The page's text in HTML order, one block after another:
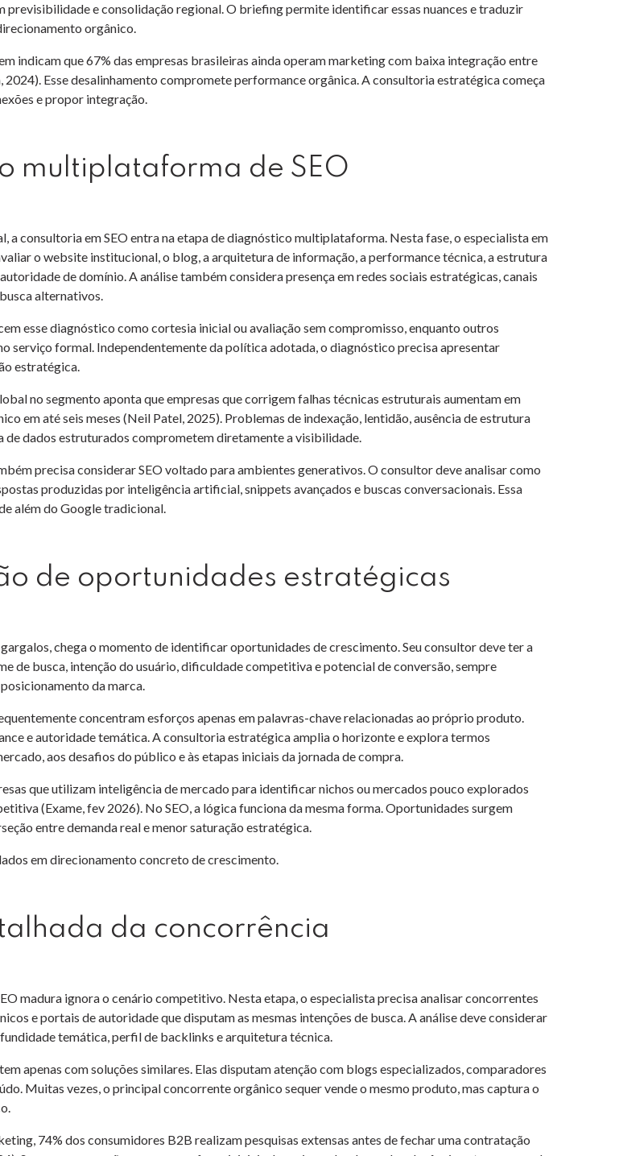
previsibilidade e consolidação regional. O briefing permite identificar essas nuances e traduzir
orgânico.
indicam que 67% das empresas brasileiras ainda operam marketing com baixa integração entre
2024). Esse desalinhamento compromete performance orgânica. A consultoria estratégica começa
e propor integração.
multiplataforma de SEO
a consultoria em SEO entra na etapa de diagnóstico multiplataforma. Nesta fase, o especialista em
o website institucional, o blog, a arquitetura de informação, a performance técnica, a estrutura
de domínio. A análise também considera presença em redes sociais estratégicas, canais
alternativos.
esse diagnóstico como cortesia inicial ou avaliação sem compromisso, enquanto outros
serviço formal. Independentemente da política adotada, o diagnóstico precisa apresentar
estratégica.
no segmento aponta que empresas que corrigem falhas técnicas estruturais aumentam em
em até seis meses (Neil Patel, 2025). Problemas de indexação, lentidão, ausência de estrutura
de dados estruturados comprometem diretamente a visibilidade.
precisa considerar SEO voltado para ambientes generativos. O consultor deve analisar como
produzidas por inteligência artificial, snippets avançados e buscas conversacionais. Essa
além do Google tradicional.
de oportunidades estratégicas
chega o momento de identificar oportunidades de crescimento. Seu consultor deve ter a
de busca, intenção do usuário, dificuldade competitiva e potencial de conversão, sempre
da marca.
concentram esforços apenas em palavras-chave relacionadas ao próprio produto.
e autoridade temática. A consultoria estratégica amplia o horizonte e explora termos
aos desafios do público e às etapas iniciais da jornada de compra.
que utilizam inteligência de mercado para identificar nichos ou mercados pouco explorados
(Exame, fev 2026). No SEO, a lógica funciona da mesma forma. Oportunidades surgem
entre demanda real e menor saturação estratégica.
em direcionamento concreto de crescimento.
da concorrência
madura ignora o cenário competitivo. Nesta etapa, o especialista precisa analisar concorrentes
e portais de autoridade que disputam as mesmas intenções de busca. A análise deve considerar
temática, perfil de backlinks e arquitetura técnica.
apenas com soluções similares. Elas disputam atenção com blogs especializados, comparadores
Muitas vezes, o principal concorrente orgânico sequer vende o mesmo produto, mas captura o
74% dos consumidores B2B realizam pesquisas extensas antes de fechar uma contratação